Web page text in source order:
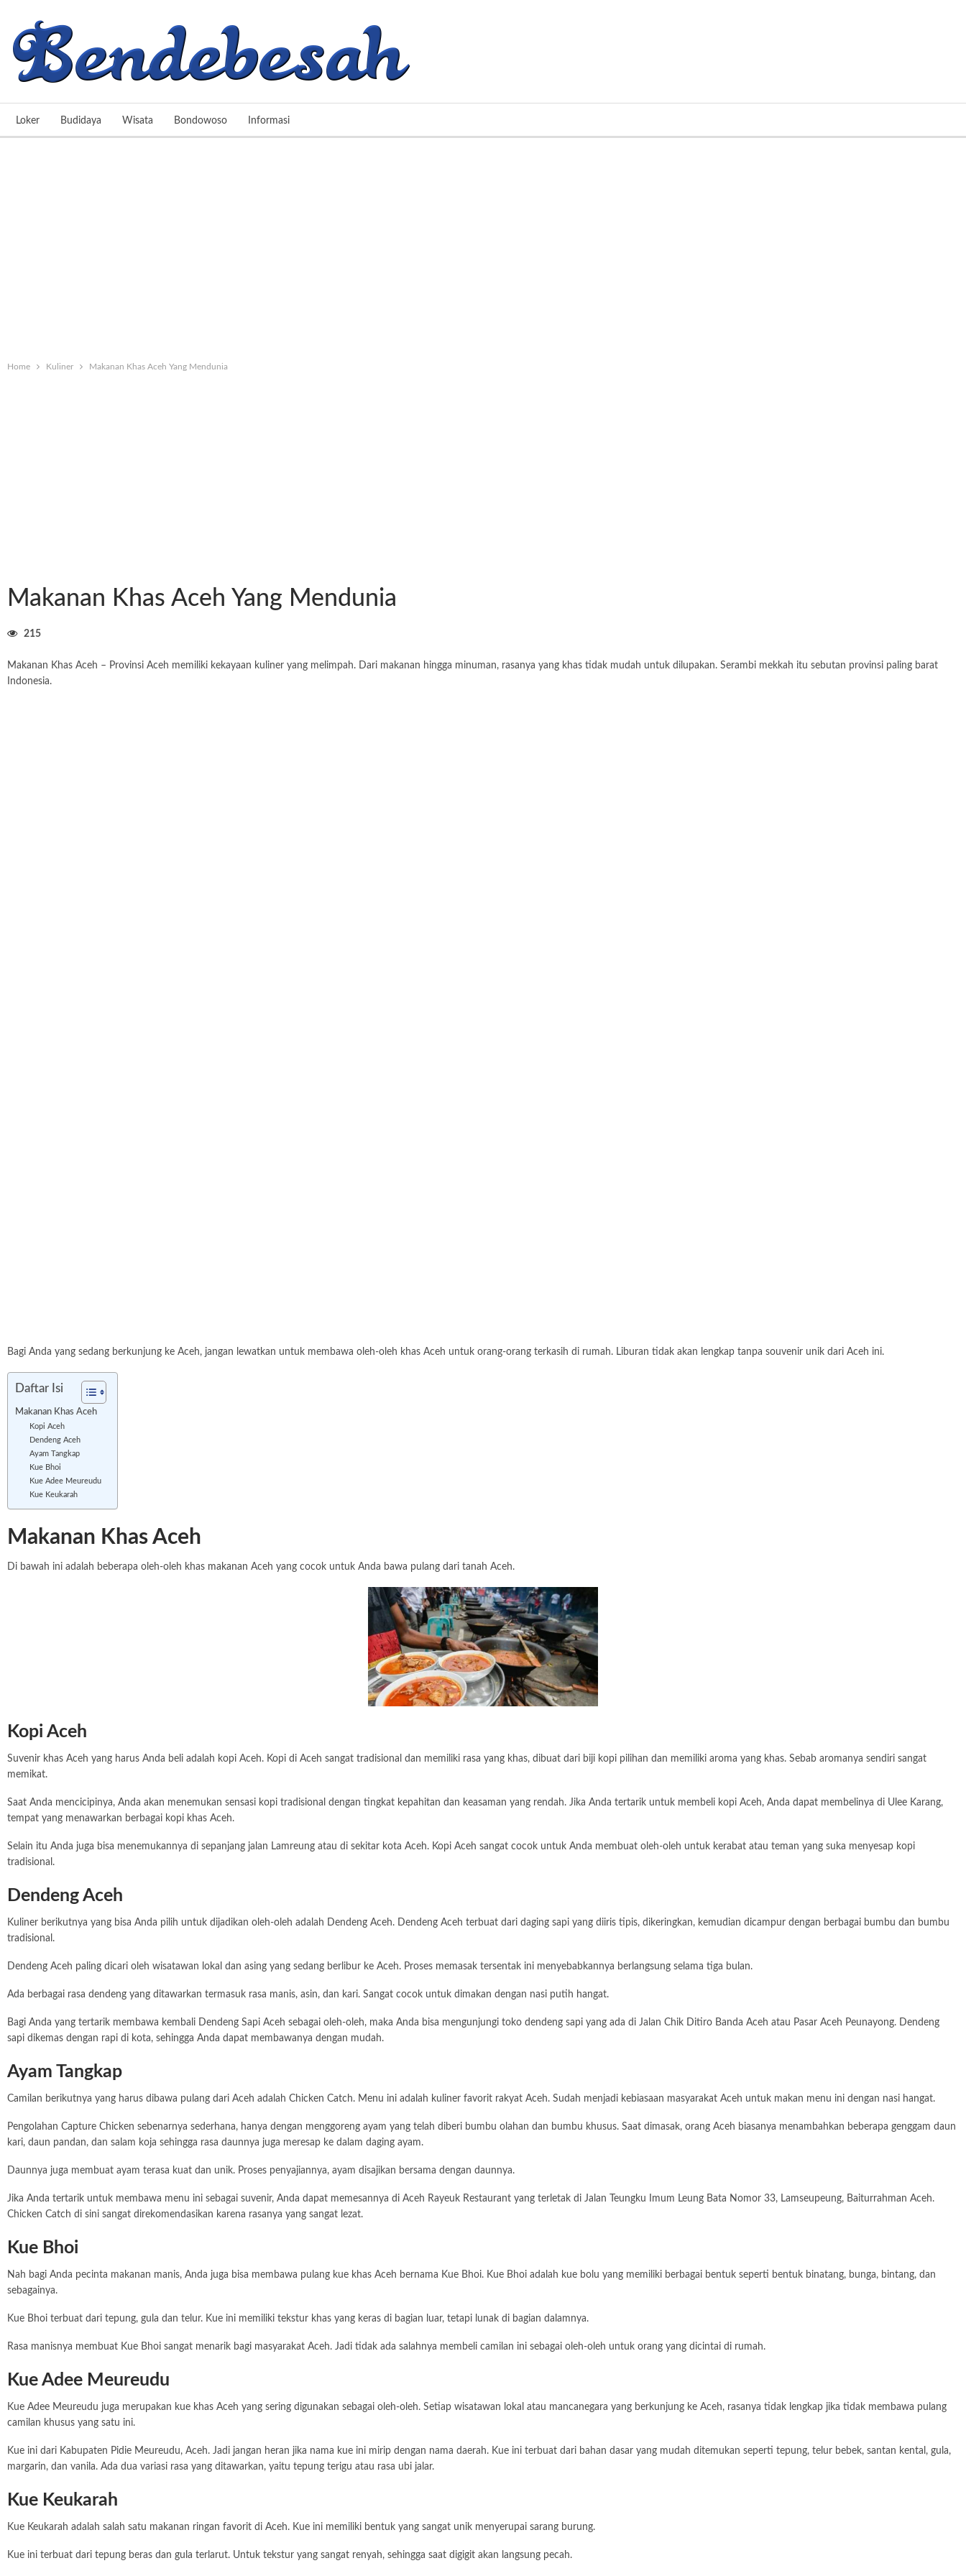
Loker Budidaya Wisata Bondowoso Informasi
Home Kuliner Makanan Khas Aceh Yang Mendunia
Makanan Khas Aceh Yang Mendunia
215
Makanan Khas Aceh – Provinsi Aceh memiliki kekayaan kuliner yang melimpah. Dari makanan hingga minuman, rasanya yang khas tidak mudah untuk dilupakan. Serambi mekkah itu sebutan provinsi paling barat
Indonesia.
Bagi Anda yang sedang berkunjung ke Aceh, jangan lewatkan untuk membawa oleh-oleh khas Aceh untuk orang-orang terkasih di rumah. Liburan tidak akan lengkap tanpa souvenir unik dari Aceh ini.
Daftar Isi
Makanan Khas Aceh
Kopi Aceh
Dendeng Aceh
Ayam Tangkap
Kue Bhoi
Kue Adee Meureudu
Kue Keukarah
Makanan Khas Aceh
Di bawah ini adalah beberapa oleh-oleh khas makanan Aceh yang cocok untuk Anda bawa pulang dari tanah Aceh.
Kopi Aceh
Suvenir khas Aceh yang harus Anda beli adalah kopi Aceh. Kopi di Aceh sangat tradisional dan memiliki rasa yang khas, dibuat dari biji kopi pilihan dan memiliki aroma yang khas. Sebab aromanya sendiri sangat
memikat.
Saat Anda mencicipinya, Anda akan menemukan sensasi kopi tradisional dengan tingkat kepahitan dan keasaman yang rendah. Jika Anda tertarik untuk membeli kopi Aceh, Anda dapat membelinya di Ulee Karang,
tempat yang menawarkan berbagai kopi khas Aceh.
Selain itu Anda juga bisa menemukannya di sepanjang jalan Lamreung atau di sekitar kota Aceh. Kopi Aceh sangat cocok untuk Anda membuat oleh-oleh untuk kerabat atau teman yang suka menyesap kopi
tradisional.
Dendeng Aceh
Kuliner berikutnya yang bisa Anda pilih untuk dijadikan oleh-oleh adalah Dendeng Aceh. Dendeng Aceh terbuat dari daging sapi yang diiris tipis, dikeringkan, kemudian dicampur dengan berbagai bumbu dan bumbu
tradisional.
Dendeng Aceh paling dicari oleh wisatawan lokal dan asing yang sedang berlibur ke Aceh. Proses memasak tersentak ini menyebabkannya berlangsung selama tiga bulan.
Ada berbagai rasa dendeng yang ditawarkan termasuk rasa manis, asin, dan kari. Sangat cocok untuk dimakan dengan nasi putih hangat.
Bagi Anda yang tertarik membawa kembali Dendeng Sapi Aceh sebagai oleh-oleh, maka Anda bisa mengunjungi toko dendeng sapi yang ada di Jalan Chik Ditiro Banda Aceh atau Pasar Aceh Peunayong. Dendeng
sapi dikemas dengan rapi di kota, sehingga Anda dapat membawanya dengan mudah.
Ayam Tangkap
Camilan berikutnya yang harus dibawa pulang dari Aceh adalah Chicken Catch. Menu ini adalah kuliner favorit rakyat Aceh. Sudah menjadi kebiasaan masyarakat Aceh untuk makan menu ini dengan nasi hangat.
Pengolahan Capture Chicken sebenarnya sederhana, hanya dengan menggoreng ayam yang telah diberi bumbu olahan dan bumbu khusus. Saat dimasak, orang Aceh biasanya menambahkan beberapa genggam daun
kari, daun pandan, dan salam koja sehingga rasa daunnya juga meresap ke dalam daging ayam.
Daunnya juga membuat ayam terasa kuat dan unik. Proses penyajiannya, ayam disajikan bersama dengan daunnya.
Jika Anda tertarik untuk membawa menu ini sebagai suvenir, Anda dapat memesannya di Aceh Rayeuk Restaurant yang terletak di Jalan Teungku Imum Leung Bata Nomor 33, Lamseupeung, Baiturrahman Aceh.
Chicken Catch di sini sangat direkomendasikan karena rasanya yang sangat lezat.
Kue Bhoi
Nah bagi Anda pecinta makanan manis, Anda juga bisa membawa pulang kue khas Aceh bernama Kue Bhoi. Kue Bhoi adalah kue bolu yang memiliki berbagai bentuk seperti bentuk binatang, bunga, bintang, dan
sebagainya.
Kue Bhoi terbuat dari tepung, gula dan telur. Kue ini memiliki tekstur khas yang keras di bagian luar, tetapi lunak di bagian dalamnya.
Rasa manisnya membuat Kue Bhoi sangat menarik bagi masyarakat Aceh. Jadi tidak ada salahnya membeli camilan ini sebagai oleh-oleh untuk orang yang dicintai di rumah.
Kue Adee Meureudu
Kue Adee Meureudu juga merupakan kue khas Aceh yang sering digunakan sebagai oleh-oleh. Setiap wisatawan lokal atau mancanegara yang berkunjung ke Aceh, rasanya tidak lengkap jika tidak membawa pulang
camilan khusus yang satu ini.
Kue ini dari Kabupaten Pidie Meureudu, Aceh. Jadi jangan heran jika nama kue ini mirip dengan nama daerah. Kue ini terbuat dari bahan dasar yang mudah ditemukan seperti tepung, telur bebek, santan kental, gula,
margarin, dan vanila. Ada dua variasi rasa yang ditawarkan, yaitu tepung terigu atau rasa ubi jalar.
Kue Keukarah
Kue Keukarah adalah salah satu makanan ringan favorit di Aceh. Kue ini memiliki bentuk yang sangat unik menyerupai sarang burung.
Kue ini terbuat dari tepung beras dan gula terlarut. Untuk tekstur yang sangat renyah, sehingga saat digigit akan langsung pecah.